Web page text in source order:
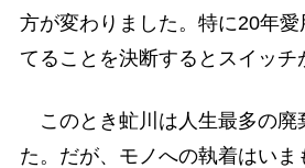
方が変わりました。特に20年
てることを決断するとスイッチ
このとき虻川は人生最多の廃
た。だが、モノへの執着はいま